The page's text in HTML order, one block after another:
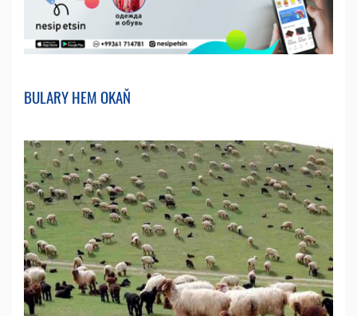
BULARY HEM OKAŇ